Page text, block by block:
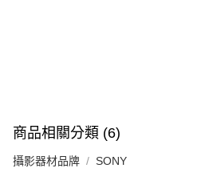
商品相關分類 (6)
攝影器材品牌 SONY